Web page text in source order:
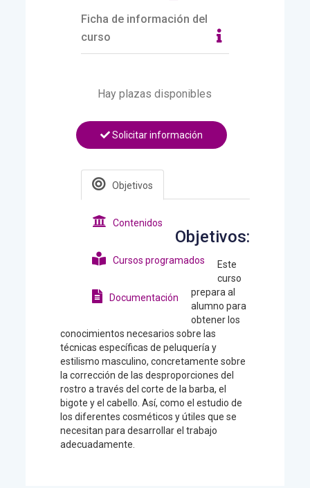
Ficha de información del
curso
Hay plazas disponibles
Solicitar información
Objetivos
Contenidos
Cursos programados
Documentación
Objetivos:
Este
curso
prepara al
alumno para
obtener los
conocimientos necesarios sobre las
técnicas específicas de peluquería y
estilismo masculino, concretamente sobre
la corrección de las desproporciones del
rostro a través del corte de la barba, el
bigote y el cabello. Así, como el estudio de
los diferentes cosméticos y útiles que se
necesitan para desarrollar el trabajo
adecuadamente.